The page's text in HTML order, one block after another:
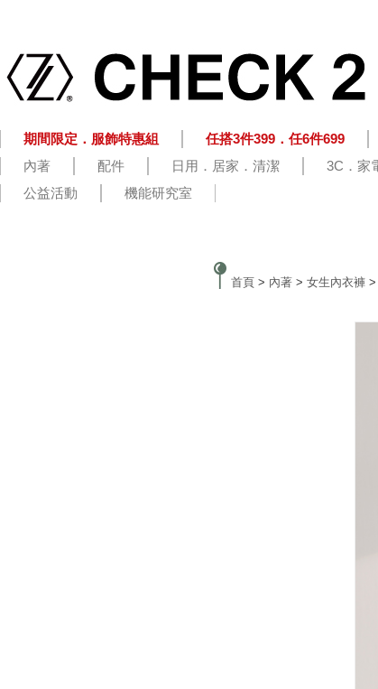
期間限定．服飾特惠組 任搭3件399．任6件699
內著
配件 日用．居家．清潔 3C．家
公益活動
機能研究室
首頁 > 內著 > 女生內衣褲 >